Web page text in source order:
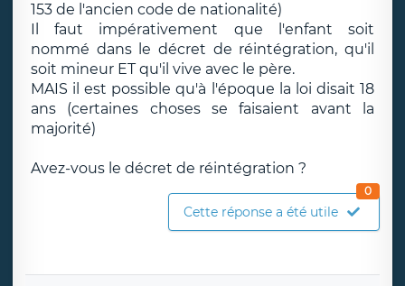
153 de l'ancien code de nationalité)
Il faut impérativement que l'enfant soit
nommé dans le décret de réintégration, qu'il
soit mineur ET qu'il vive avec le père.
MAIS il est possible qu'à l'époque la loi disait 18
ans (certaines choses se faisaient avant la
majorité)
Avez-vous le décret de réintégration ?
Cette réponse a été utile
0